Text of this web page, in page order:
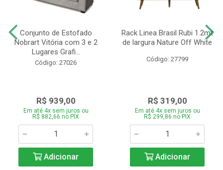
Conjunto de Estofado
Nobrart Vitória com 3 e 2
Lugares Grafi...
Código: 27026
R$ 939,00
Em até 4x sem juros ou
R$ 882,66 no PIX
Adicionar
Rack Linea Brasil Rubi 1.2mt
de largura Nature Off White
Código: 27799
R$ 319,00
Em até 4x sem juros ou
R$ 299,86 no PIX
Adicionar